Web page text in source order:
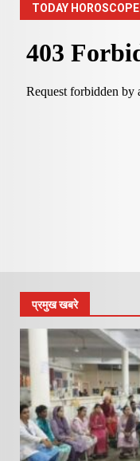
TODAY HOROSCOPE
प्रमुख खबरे